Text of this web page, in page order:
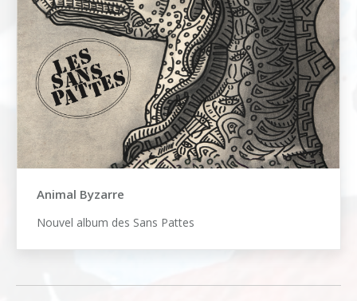
Animal Byzarre
Nouvel album des Sans Pattes